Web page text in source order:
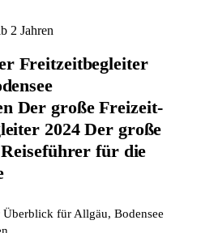
2 Jahren
Freitzeitbegleiter
Der große Freizeit-
2024 Der große
für die
für Allgäu, Bodensee